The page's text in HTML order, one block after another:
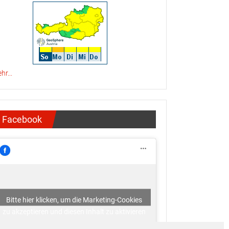
Facebook
Bitte hier klicken, um die Marketing-Cookies